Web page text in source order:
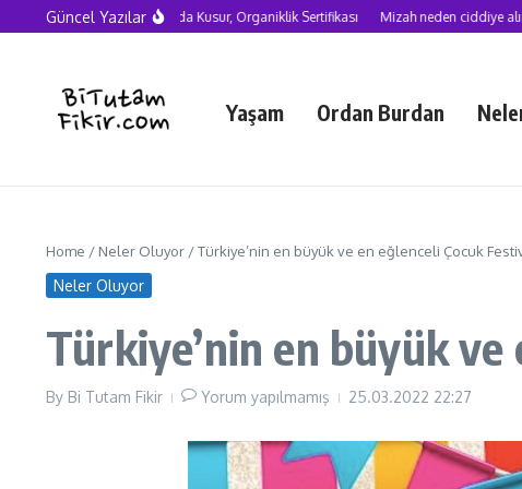
Skip to content
Güncel Yazılar
Yapay Zekâ Çağında Kusur, Organiklik Sertifikası Mizah neden ciddiye
Yaşam Ordan Burdan
Home / Neler Oluyor /Türkiye’nin en büyük ve en eğlenceli Çocuk
Neler Oluyor
Türkiye’nin en büyük ve
By Bi Tutam Fikir Yorum yapılmamış 25.03.2022 22:27